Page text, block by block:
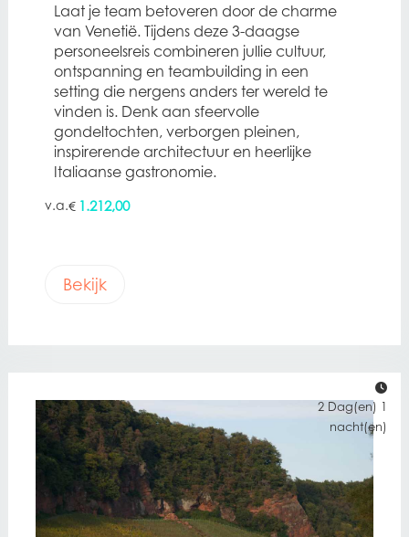
Laat je team betoveren door de charme
van Venetië. Tijdens deze 3-daagse
personeelsreis combineren jullie cultuur,
ontspanning en teambuilding in een
setting die nergens anders ter wereld te
vinden is. Denk aan sfeervolle
gondeltochten, verborgen pleinen,
inspirerende architectuur en heerlijke
Italiaanse gastronomie.
€ 1.212,00
Bekijk
2 Dag(en) 1
nacht(en)